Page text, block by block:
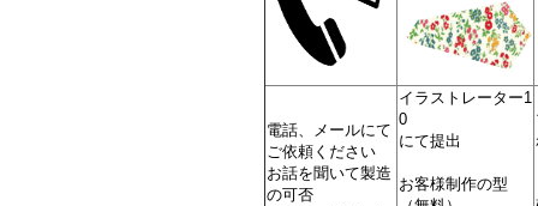
電話、メールにて
ご依頼ください
お話を聞いて製造
の可否
イラストレーター1
0
にて提出
お客様制作の型